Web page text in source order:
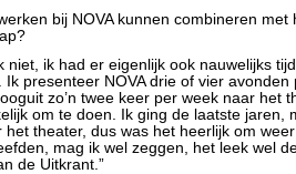
bij NOVA kunnen combineren met
niet, ik had er eigenlijk ook nauwelijks
Ik presenteer NOVA drie of vier avonden
zo’n twee keer per week naar het
om te doen. Ik ging de laatste jaren,
het theater, dus was het heerlijk om
mag ik wel zeggen, het leek wel
de Uitkrant.”